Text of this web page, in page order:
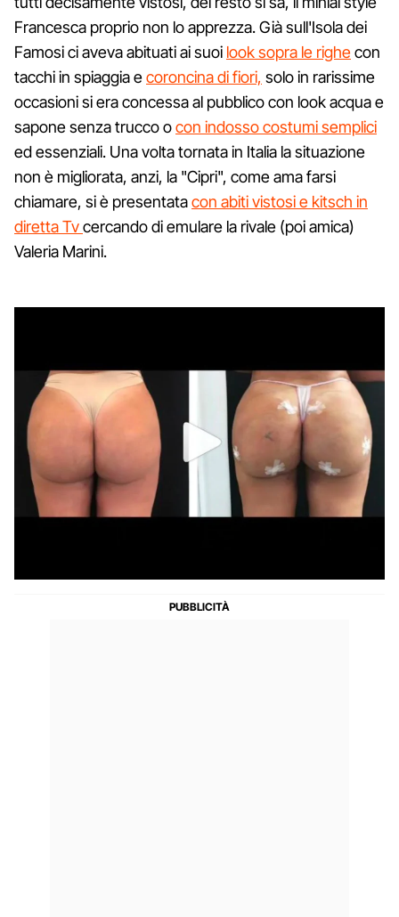
Francesca proprio non lo apprezza. Già sull'Isola dei
Famosi ci aveva abituati ai suoi look sopra le righecon
tacchi in spiaggia ecoroncina di fiori, solo in rarissime
occasioni si era concessa al pubblico con look acqua e
sapone senza trucco ocon indosso costumi semplici
ed essenziali. Una volta tornata in Italia la situazione
non è migliorata, anzi, la "Cipri", come ama farsi
chiamare, si è presentatacon abiti vistosi e kitsch in
diretta Tvcercando di emulare la rivale (poi amica)
Valeria Marini.